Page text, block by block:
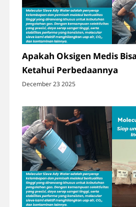
Apakah Oksigen Medis
Ketahui Perbedaannya
December 23 2025